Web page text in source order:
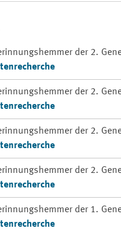
der 2.
der 2.
der 2.
der 2.
der 1.